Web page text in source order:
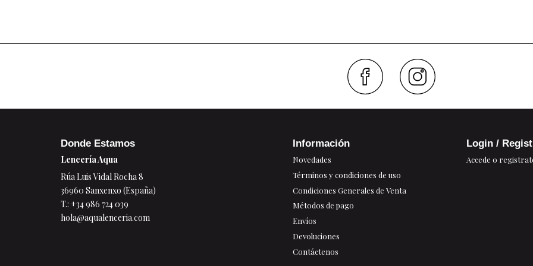
Facebook
Donde Estamos
Lencería Aqua
Rúa Luis Vidal Rocha 8
36960 Sanxenxo (España)
T.: +34 986 724 039
hola@aqualenceria.com
Información
Novedades
Términos y condiciones de uso
Condiciones Generales de Venta
Métodos de pago
Envíos
Devoluciones
Contáctenos
Login /
Accede o